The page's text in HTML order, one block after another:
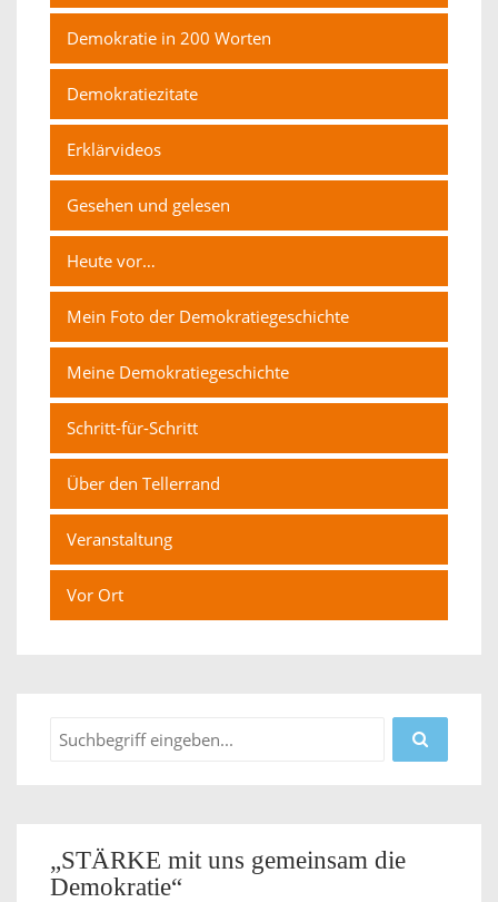
Demokratie in 200 Worten
Demokratiezitate
Erklärvideos
Gesehen und gelesen
Heute vor…
Mein Foto der Demokratiegeschichte
Meine Demokratiegeschichte
Schritt-für-Schritt
Über den Tellerrand
Veranstaltung
Vor Ort
„STÄRKE mit uns gemeinsam die
Demokratie“